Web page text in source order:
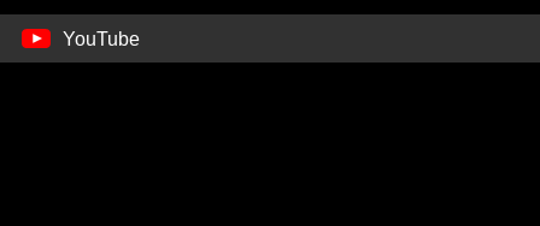
YouTube